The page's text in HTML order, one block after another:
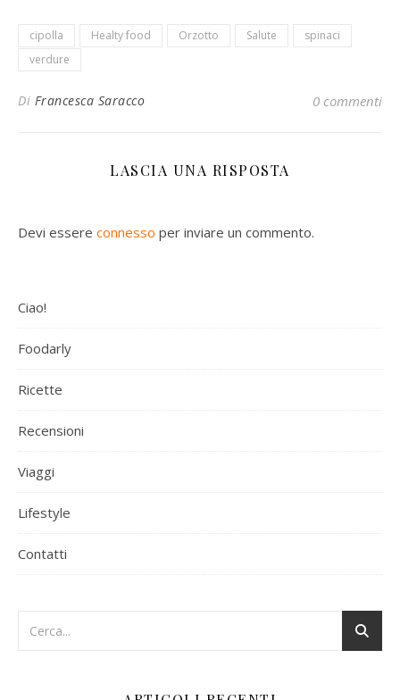
cipolla Healty food Orzotto Salute
spinaci
verdure
Di Francesca Saracco 0 commenti
LASCIA UNA RISPOSTA
Devi essere connesso per inviare un commento.
Ciao!
Foodarly
Ricette
Recensioni
Viaggi
Lifestyle
Contatti